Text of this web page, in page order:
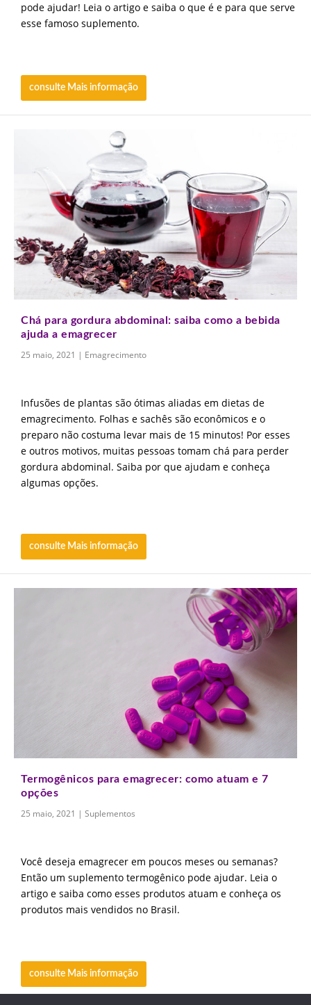
pode ajudar! Leia o artigo e saiba o que é e para que serve
esse famoso suplemento.
consulte Mais informação
Chá para gordura abdominal: saiba como a bebida
ajuda a emagrecer
25 maio, 2021 | Emagrecimento
Infusões de plantas são ótimas aliadas em dietas de
emagrecimento. Folhas e sachês são econômicos e o
preparo não costuma levar mais de 15 minutos! Por esses
e outros motivos, muitas pessoas tomam chá para perder
gordura abdominal. Saiba por que ajudam e conheça
algumas opções.
consulte Mais informação
Termogênicos para emagrecer: como atuam e 7
opções
25 maio, 2021 | Suplementos
Você deseja emagrecer em poucos meses ou semanas?
Então um suplemento termogênico pode ajudar. Leia o
artigo e saiba como esses produtos atuam e conheça os
produtos mais vendidos no Brasil.
consulte Mais informação